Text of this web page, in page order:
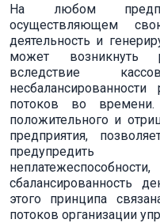
На любом
осуществляющем
деятельность и
может возникнуть
вследствие
потоков во
положительного и
предприятия,
предупредить
сбалансированность
этого принципа
потоков организации